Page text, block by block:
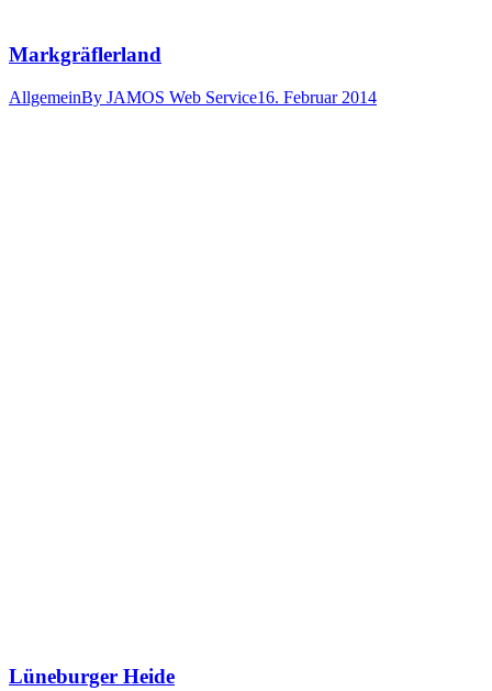
Markgräflerland
AllgemeinBy JAMOS Web Service16. Februar 2014
Lüneburger Heide